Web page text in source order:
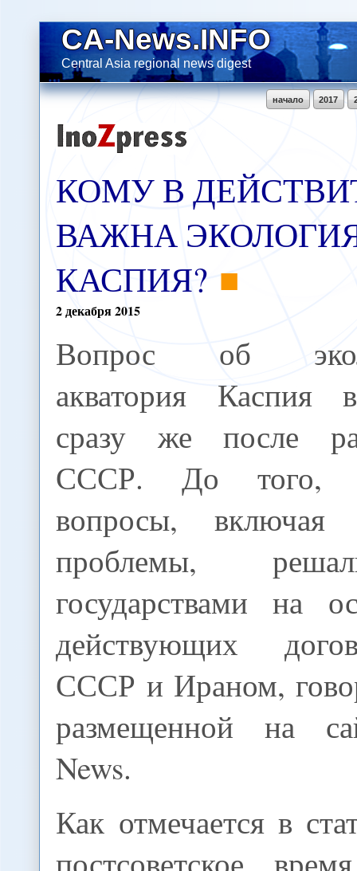
CA-News.INFO
Central Asia regional news digest
2017
начало
КОМУ В
ВАЖНА
КАСПИЯ?
2декабря2015
Вопрос об
акватория Каспия
сразу же после
СССР. До того,
вопросы, включая
проблемы,
государствами на
действующих
СССР и Ираном,
размещенной на
News.
Как отмечается в